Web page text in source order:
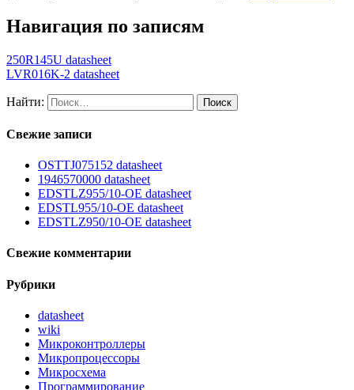
Навигация по записям
250R145U datasheet
LVR016K-2 datasheet
Найти:
Свежие записи
OSTTJ075152 datasheet
1946570000 datasheet
EDSTLZ955/10-OE datasheet
EDSTL955/10-OE datasheet
EDSTLZ950/10-OE datasheet
Свежие комментарии
Рубрики
datasheet
wiki
Микроконтроллеры
Микропроцессоры
Микросхема
Программирование